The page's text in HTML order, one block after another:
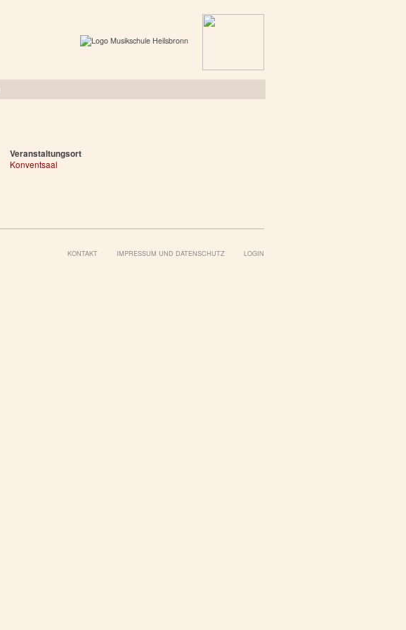
Veranstaltungsort
Konventsaal
KONTAKT IMPRESSUM UND DATENSCHUTZ LOGIN